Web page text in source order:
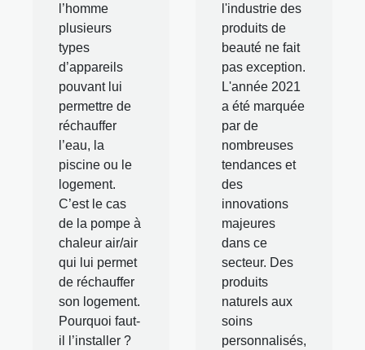
l’homme
plusieurs
types
d’appareils
pouvant lui
permettre de
réchauffer
l’eau, la
piscine ou le
logement.
C’est le cas
de la pompe à
chaleur air/air
qui lui permet
de réchauffer
son logement.
Pourquoi faut-
il l’installer ?
l'industrie des
produits de
beauté ne fait
pas exception.
L'année 2021
a été marquée
par de
nombreuses
tendances et
des
innovations
majeures
dans ce
secteur. Des
produits
naturels aux
soins
personnalisés,